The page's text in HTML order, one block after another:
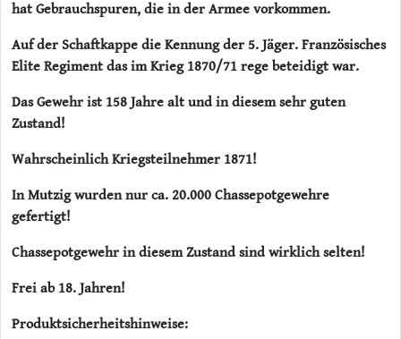
hat Gebrauchspuren, die in der Armee vorkommen.
Auf der Schaftkappe die Kennung der 5. Jäger. Französisches
Elite Regiment das im Krieg 1870/71 rege beteidigt war.
Das Gewehr ist 158 Jahre alt und in diesem sehr guten
Zustand!
Wahrscheinlich Kriegsteilnehmer 1871!
In Mutzig wurden nur ca. 20.000 Chassepotgewehre
gefertigt!
Chassepotgewehr in diesem Zustand sind wirklich selten!
Frei ab 18. Jahren!
Produktsicherheitshinweise: